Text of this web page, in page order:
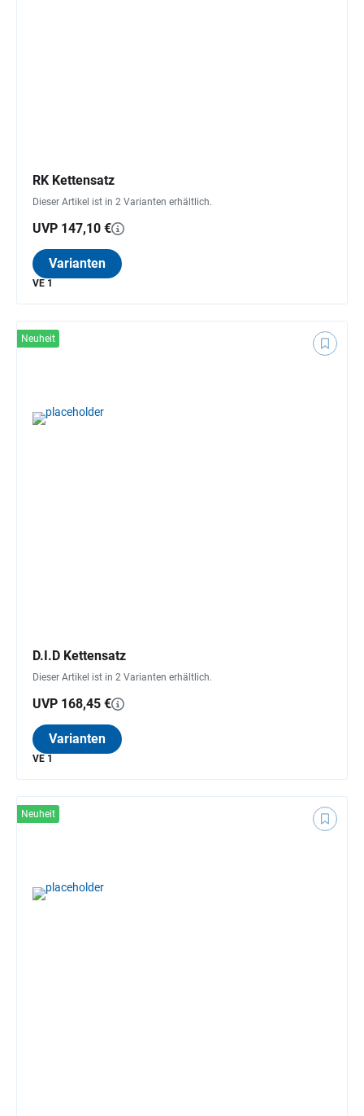
RK Kettensatz
Dieser Artikel ist in 2 Varianten erhältlich.
UVP 147,10 €
Varianten
VE 1
Neuheit
D.I.D Kettensatz
Dieser Artikel ist in 2 Varianten erhältlich.
UVP 168,45 €
Varianten
VE 1
Neuheit